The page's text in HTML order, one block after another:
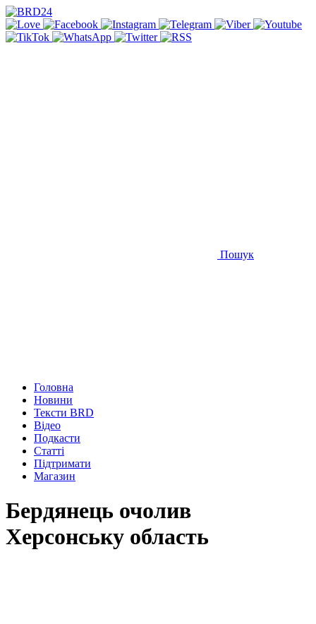
Пошук
Головна
Новини
Тексти BRD
Відео
Подкасти
Статті
Підтримати
Магазин
Бердянець очолив
Херсонську область